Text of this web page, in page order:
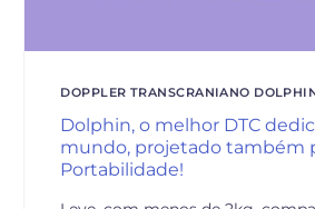
DOPPLER TRANSCRANIANO
Dolphin, o melhor DTC
mundo, projetado também
Portabilidade!